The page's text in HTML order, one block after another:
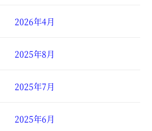
2026年4月
2025年8月
2025年7月
2025年6月